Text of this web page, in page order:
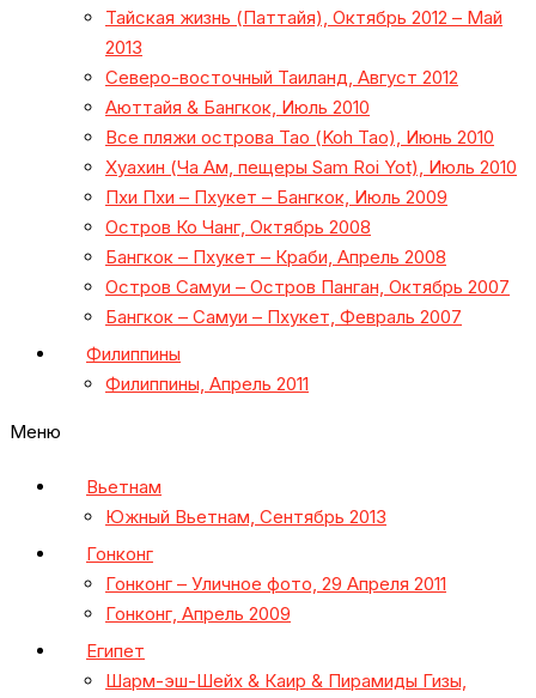
Тайская жизнь (Паттайя), Октябрь 2012 – Май
2013
Северо-восточный Таиланд, Август 2012
Аюттайя & Бангкок, Июль 2010
Все пляжи острова Тао (Koh Tao), Июнь 2010
Хуахин (Ча Ам, пещеры Sam Roi Yot), Июль 2010
Пхи Пхи – Пхукет – Бангкок, Июль 2009
Остров Ко Чанг, Октябрь 2008
Бангкок – Пхукет – Краби, Апрель 2008
Остров Самуи – Остров Панган, Октябрь 2007
Бангкок – Самуи – Пхукет, Февраль 2007
Филиппины
Филиппины, Апрель 2011
Меню
Вьетнам
Южный Вьетнам, Сентябрь 2013
Гонконг
Гонконг – Уличное фото, 29 Апреля 2011
Гонконг, Апрель 2009
Египет
Шарм-эш-Шейх & Каир & Пирамиды Гизы,